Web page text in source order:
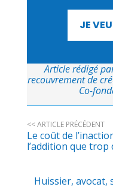
JE
Article rédigé
recouvrement de
Co-
<< ARTICLE PRÉCÉDENT
Le coût de
l’addition que
Huissier, avocat,